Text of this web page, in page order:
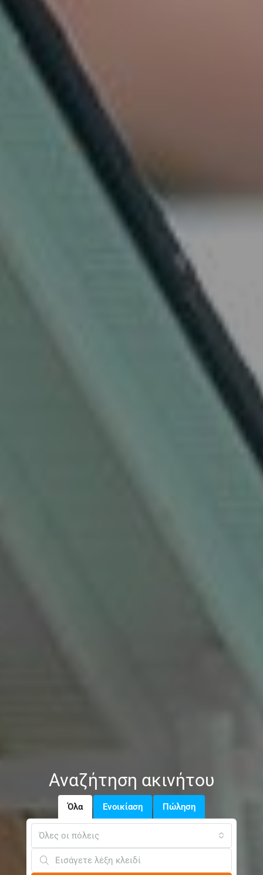
Αναζήτηση ακινήτου
Όλα Ενοικίαση Πώληση
Όλες οι πόλεις